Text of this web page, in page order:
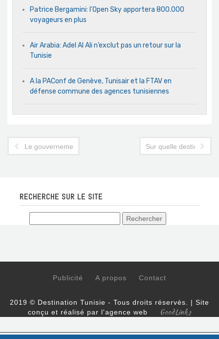
Patrice Bergamini: l’Open Sky apportera 800.000
voyageurs en plus
Air Arabia: Adel Al Ali n’exclut pas un retour sur la
Tunisie
A la PAConf de Genève, Tunisair et la FTAV en
défense commune des agences tunisiennes
Le gouvernement se rabat sur l'Afrique pour sauver Tunisair
Sur quelle destination
RECHERCHE SUR LE SITE
Publicité A propos Contact
2019 © Destination Tunisie - Tous droits réservés. | Site
conçu et réalisé par l'agence web
GoodLinks